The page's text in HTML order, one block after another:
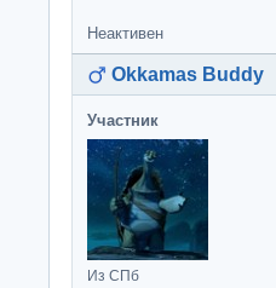
Неактивен
Okkamas Buddy
Участник
Из СПб